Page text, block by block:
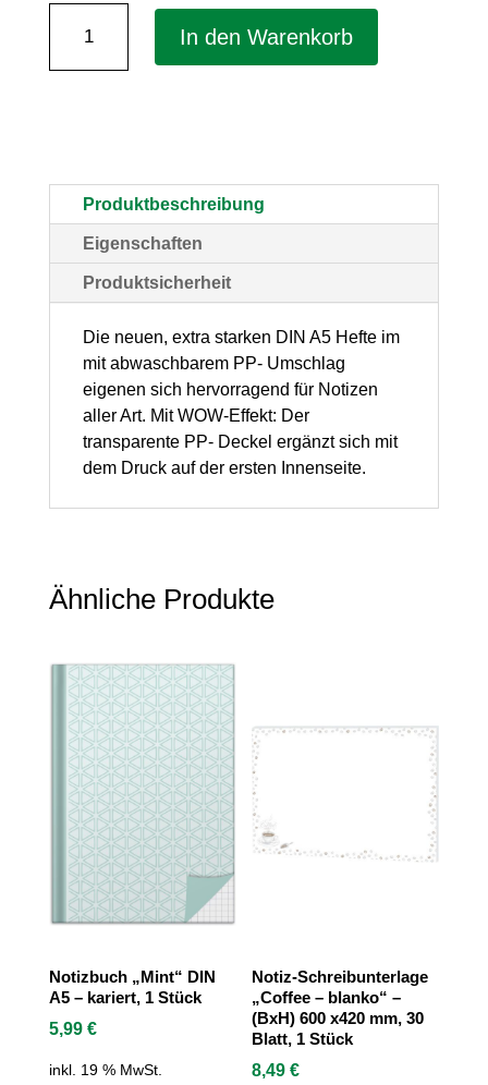
Umschlap,
kariert,
1
Stück
Menge
In den Warenkorb
Produktbeschreibung
Eigenschaften
Produktsicherheit
Die neuen, extra starken DIN A5 Hefte im
mit abwaschbarem PP- Umschlag
eigenen sich hervorragend für Notizen
aller Art. Mit WOW-Effekt: Der
transparente PP- Deckel ergänzt sich mit
dem Druck auf der ersten Innenseite.
Ähnliche Produkte
Notizbuch „Mint“ DIN
A5 – kariert, 1 Stück
5,99 €
inkl. 19 % MwSt.
Notiz-Schreibunterlage
„Coffee – blanko“ –
(BxH) 600 x420 mm, 30
Blatt, 1 Stück
8,49€